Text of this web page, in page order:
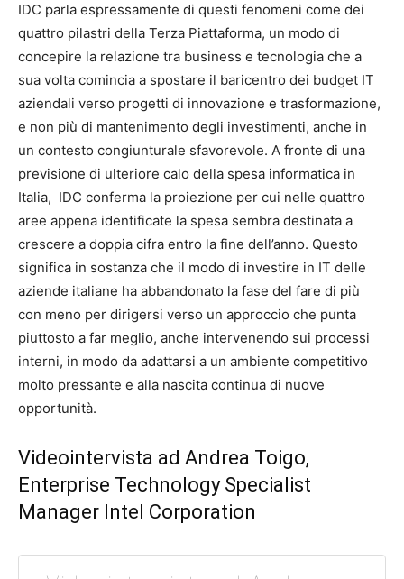
IDC parla espressamente di questi fenomeni come dei
quattro pilastri della Terza Piattaforma, un modo di
concepire la relazione tra business e tecnologia che a
sua volta comincia a spostare il baricentro dei budget IT
aziendali verso progetti di innovazione e trasformazione,
e non più di mantenimento degli investimenti, anche in
un contesto congiunturale sfavorevole. A fronte di una
previsione di ulteriore calo della spesa informatica in
Italia, IDC conferma la proiezione per cui nelle quattro
aree appena identificate la spesa sembra destinata a
crescere a doppia cifra entro la fine dell’anno. Questo
significa in sostanza che il modo di investire in IT delle
aziende italiane ha abbandonato la fase del fare di più
con meno per dirigersi verso un approccio che punta
piuttosto a far meglio, anche intervenendo sui processi
interni, in modo da adattarsi a un ambiente competitivo
molto pressante e alla nascita continua di nuove
opportunità.
Videointervista ad Andrea Toigo,
Enterprise Technology Specialist
Manager Intel Corporation